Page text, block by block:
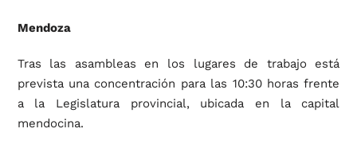
Mendoza
Tras las asambleas en los lugares de trabajo está
prevista una concentración para las 10:30 horas frente
a la Legislatura provincial, ubicada en la capital
mendocina.